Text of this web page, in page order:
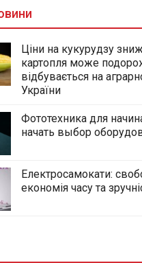
Ціни на кукурудзу
картопля може
відбувається на
України
Фототехника для
начать выбор
Електросамокати:
економія часу та